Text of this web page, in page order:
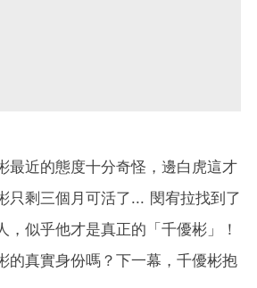
最近的態度十分奇怪，邊白虎這才
只剩三個月可活了... 閔宥拉找到了
，似乎他才是真正的「千優彬」！
的真實身份嗎？下一幕，千優彬抱